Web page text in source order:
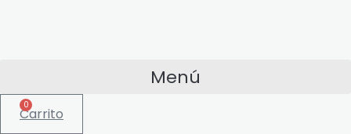
Menú
0
Carrito